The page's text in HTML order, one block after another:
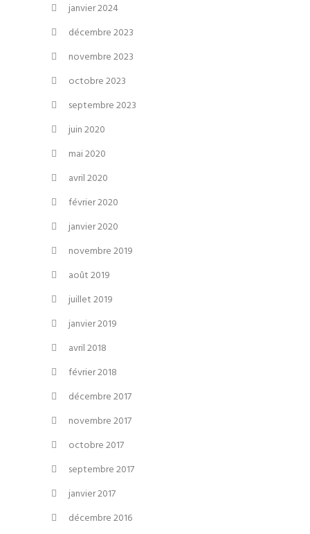
janvier 2024
décembre 2023
novembre 2023
octobre 2023
septembre 2023
juin 2020
mai 2020
avril 2020
février 2020
janvier 2020
novembre 2019
août 2019
juillet 2019
janvier 2019
avril 2018
février 2018
décembre 2017
novembre 2017
octobre 2017
septembre 2017
janvier 2017
décembre 2016